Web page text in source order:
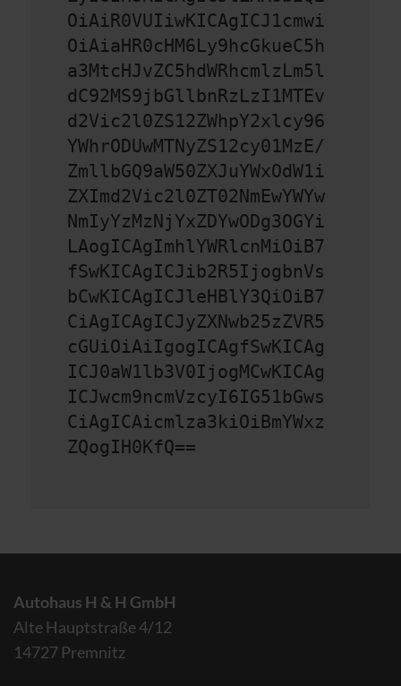
OiAiR0VUIiwKICAgICJ1cmwi
OiAiaHR0cHM6Ly9hcGkueC5h
a3MtcHJvZC5hdWRhcmlzLm5l
dC92MS9jbGllbnRzLzI1MTEv
d2Vic2l0ZS12ZWhpY2xlcy96
YWhrODUwMTNyZS12cy01MzE/
ZmllbGQ9aW50ZXJuYWxOdW1i
ZXImd2Vic2l0ZT02NmEwYWYw
NmIyYzMzNjYxZDYwODg3OGYi
LAogICAgImhlYWRlcnMiOiB7
fSwKICAgICJib2R5IjogbnVs
bCwKICAgICJleHBlY3QiOiB7
CiAgICAgICJyZXNwb25zZVR5
cGUiOiAiIgogICAgfSwKICAg
ICJ0aW1lb3V0IjogMCwKICAg
ICJwcm9ncmVzcyI6IG51bGws
CiAgICAicmlza3kiOiBmYWxz
ZQogIH0KfQ==
Autohaus H & H GmbH
Alte Hauptstraße 4/12
14727 Premnitz